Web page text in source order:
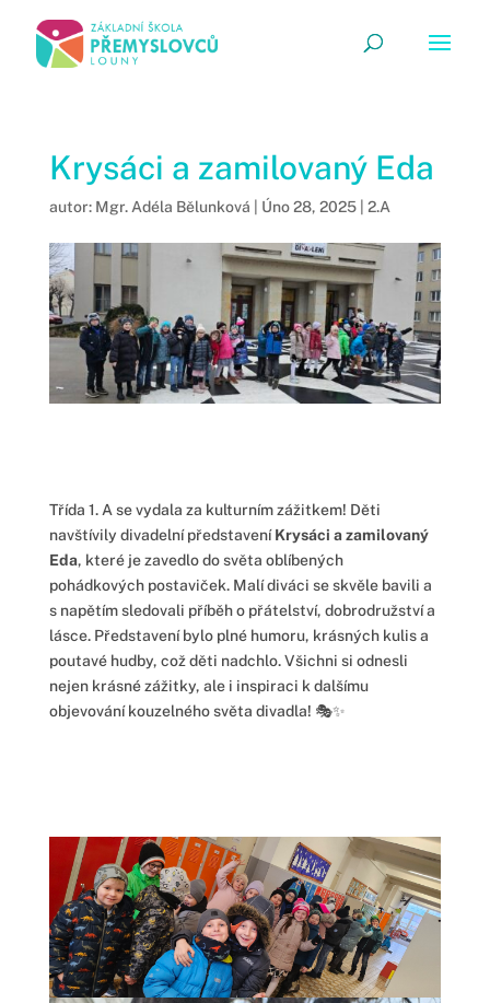
Krysáci a zamilovaný Eda
autor: Mgr. Adéla Bělunková Úno 28, 2025| 2.A
Třída 1. A se vydala za kulturním zážitkem! Děti
navštívily divadelní představeníKrysáci a zamilovaný
Eda, které je zavedlo do světa oblíbených
pohádkových postaviček. Malí diváci se skvěle bavili a
s napětím sledovali příběh o přátelství, dobrodružství a
lásce. Představení bylo plné humoru, krásných kulis a
poutavé hudby, což děti nadchlo. Všichni si odnesli
nejen krásné zážitky, ale i inspiraci k dalšímu
objevování kouzelného světa divadla! 🎭✨